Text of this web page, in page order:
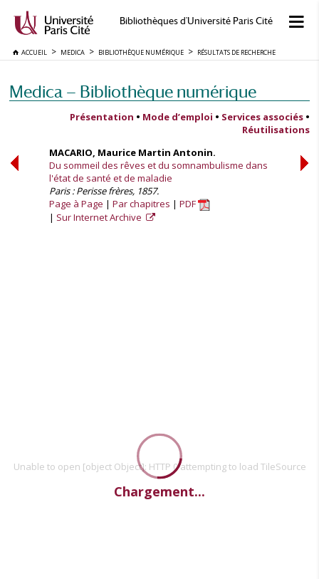
Bibliothèques d'Université Paris Cité
ACCUEIL MEDICA BIBLIOTHÈQUE NUMÉRIQUE RÉSULTATS DE RECHERCHE
Medica — Bibliothèque numérique
Présentation • Mode d’emploi • Services associés •
Réutilisations
MACARIO, Maurice Martin Antonin.
Du sommeil des rêves et du somnambulisme dans
l'état de santé et de maladie
Paris : Perisse frères, 1857.
Page à Page
Par chapitres
PDF
Sur Internet Archive
Unable to open [object Object]: HTTP 0 attempting to load TileSource
Chargement...